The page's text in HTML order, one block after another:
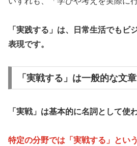
「実践する」は、日常生活でもビ
表現です。
「実戦する」は一般的な文
「実戦」は基本的に名詞として使
特定の分野では「実戦する」とい